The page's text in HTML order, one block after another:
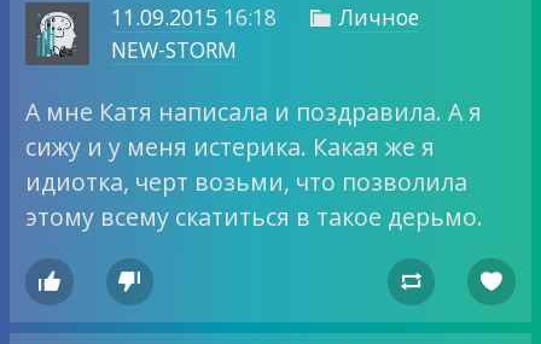
11.09.2015 16:18  Личное
NEW-STORM
А мне Катя написала и поздравила. А я
сижу и у меня истерика. Какая же я
идиотка, черт возьми, что позволила
этому всему скатиться в такое дерьмо.
   